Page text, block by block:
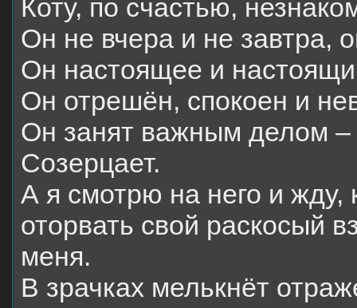
Коту, по счастью,
Он не вчера и не завтра,
Он настоящее и
Он отрешён, спокоен и
Он занят важным делом –
Созерцает.
А я смотрю на него и жду,
оторвать свой раскосый
меня.
В зрачках мелькнёт